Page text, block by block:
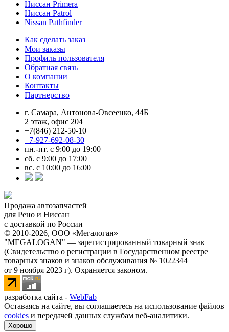
Ниссан Primera
Ниссан Patrol
Nissan Pathfinder
Как сделать заказ
Мои заказы
Профиль пользователя
Обратная связь
О компании
Контакты
Партнерство
г. Самара, Антонова-Овсеенко, 44Б
2 этаж, офис 204
+7(846) 212-50-10
+7-927-692-08-30
пн.-пт. с 9:00 до 19:00
сб. с 9:00 до 17:00
вс. с 10:00 до 16:00
Продажа автозапчастей
для Рено и Ниссан
с доставкой по России
© 2010-2026, ООО «Мегалоган»
"MEGALOGAN" — зарегистрированный товарный знак
(Свидетельство о регистрации в Государственном реестре
товарных знаков и знаков обслуживания № 1022344
от 9 ноября 2023 г). Охраняется законом.
разработка сайта - WebFab
Оставаясь на сайте, вы соглашаетесь на использование файлов
cookies и передачей данных службам веб-аналитики.
Хорошо